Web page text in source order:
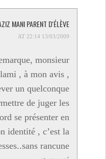
MANI PARENT D'ÉLÈVE
13/03/2009 AT 22:14
monsieur
, à mon avis ,
un quelconque
de juger les
se présenter en
identité , c’est la
rancune